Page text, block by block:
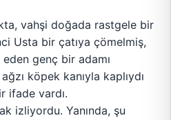
vahşi doğada rastgele bir
Usta bir çatıya çömelmiş,
genç bir adamı
köpek kanıyla kaplıydı
ifade vardı.
izliyordu. Yanında, şu